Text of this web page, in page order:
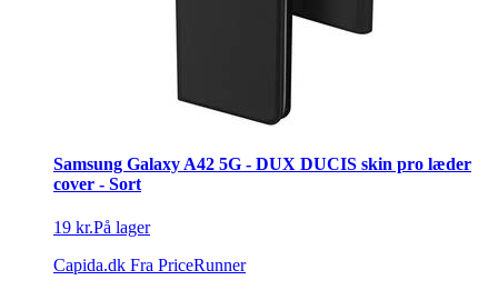
Samsung Galaxy A42 5G - DUX DUCIS skin pro læder
cover - Sort
19 kr.På lager
Capida.dk Fra PriceRunner